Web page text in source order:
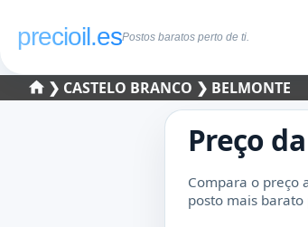
precioil.esPostos baratos perto de ti.
❯ CASTELO BRANCO ❯ BELMONTE
Preço da
Compara o preço
posto mais